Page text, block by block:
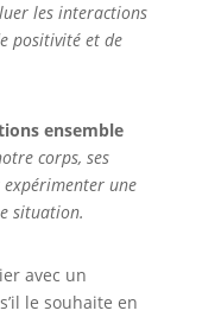
les interactions
positivité et de
ensemble
corps, ses
une
situation.
avec un
le souhaite en